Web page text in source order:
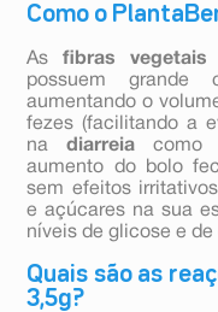
Como o
Asfibras vegetais
possuem grande
aumentando o
fezes (facilitando a
nadiarreia como
aumento do bolo
sem efeitos
e açúcares na sua
níveis de glicose e
Quais são as
3,5g?